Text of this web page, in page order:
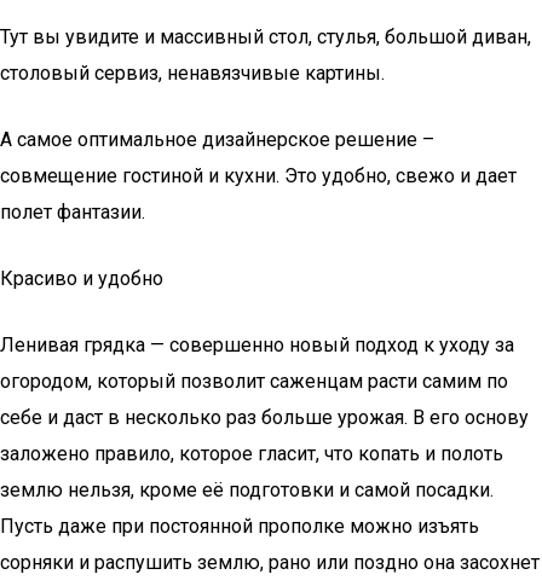
Тут вы увидите и массивный стол, стулья, большой диван,
столовый сервиз, ненавязчивые картины.
А самое оптимальное дизайнерское решение –
совмещение гостиной и кухни. Это удобно, свежо и дает
полет фантазии.
Красиво и удобно
Ленивая грядка — совершенно новый подход к уходу за
огородом, который позволит саженцам расти самим по
себе и даст в несколько раз больше урожая. В его основу
заложено правило, которое гласит, что копать и полоть
землю нельзя, кроме её подготовки и самой посадки.
Пусть даже при постоянной прополке можно изъять
сорняки и распушить землю, рано или поздно она засохнет